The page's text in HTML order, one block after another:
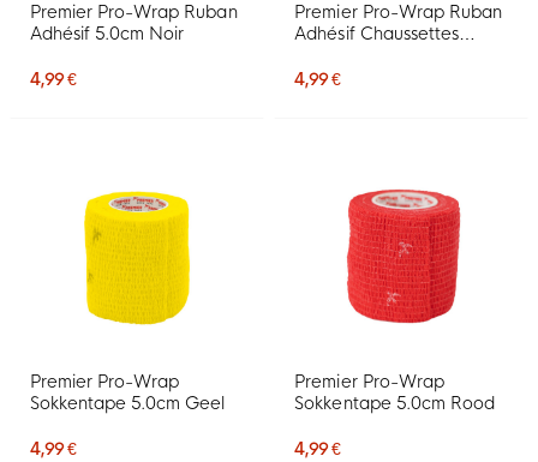
Premier Pro-Wrap Ruban
Adhésif 5.0cm Noir
4,99 €
Premier Pro-Wrap Ruban
Adhésif Chaussettes
4,99 €
Premier Pro-Wrap
Sokkentape 5.0cm Geel
4,99 €
Premier Pro-Wrap
Sokkentape 5.0cm Rood
4,99 €